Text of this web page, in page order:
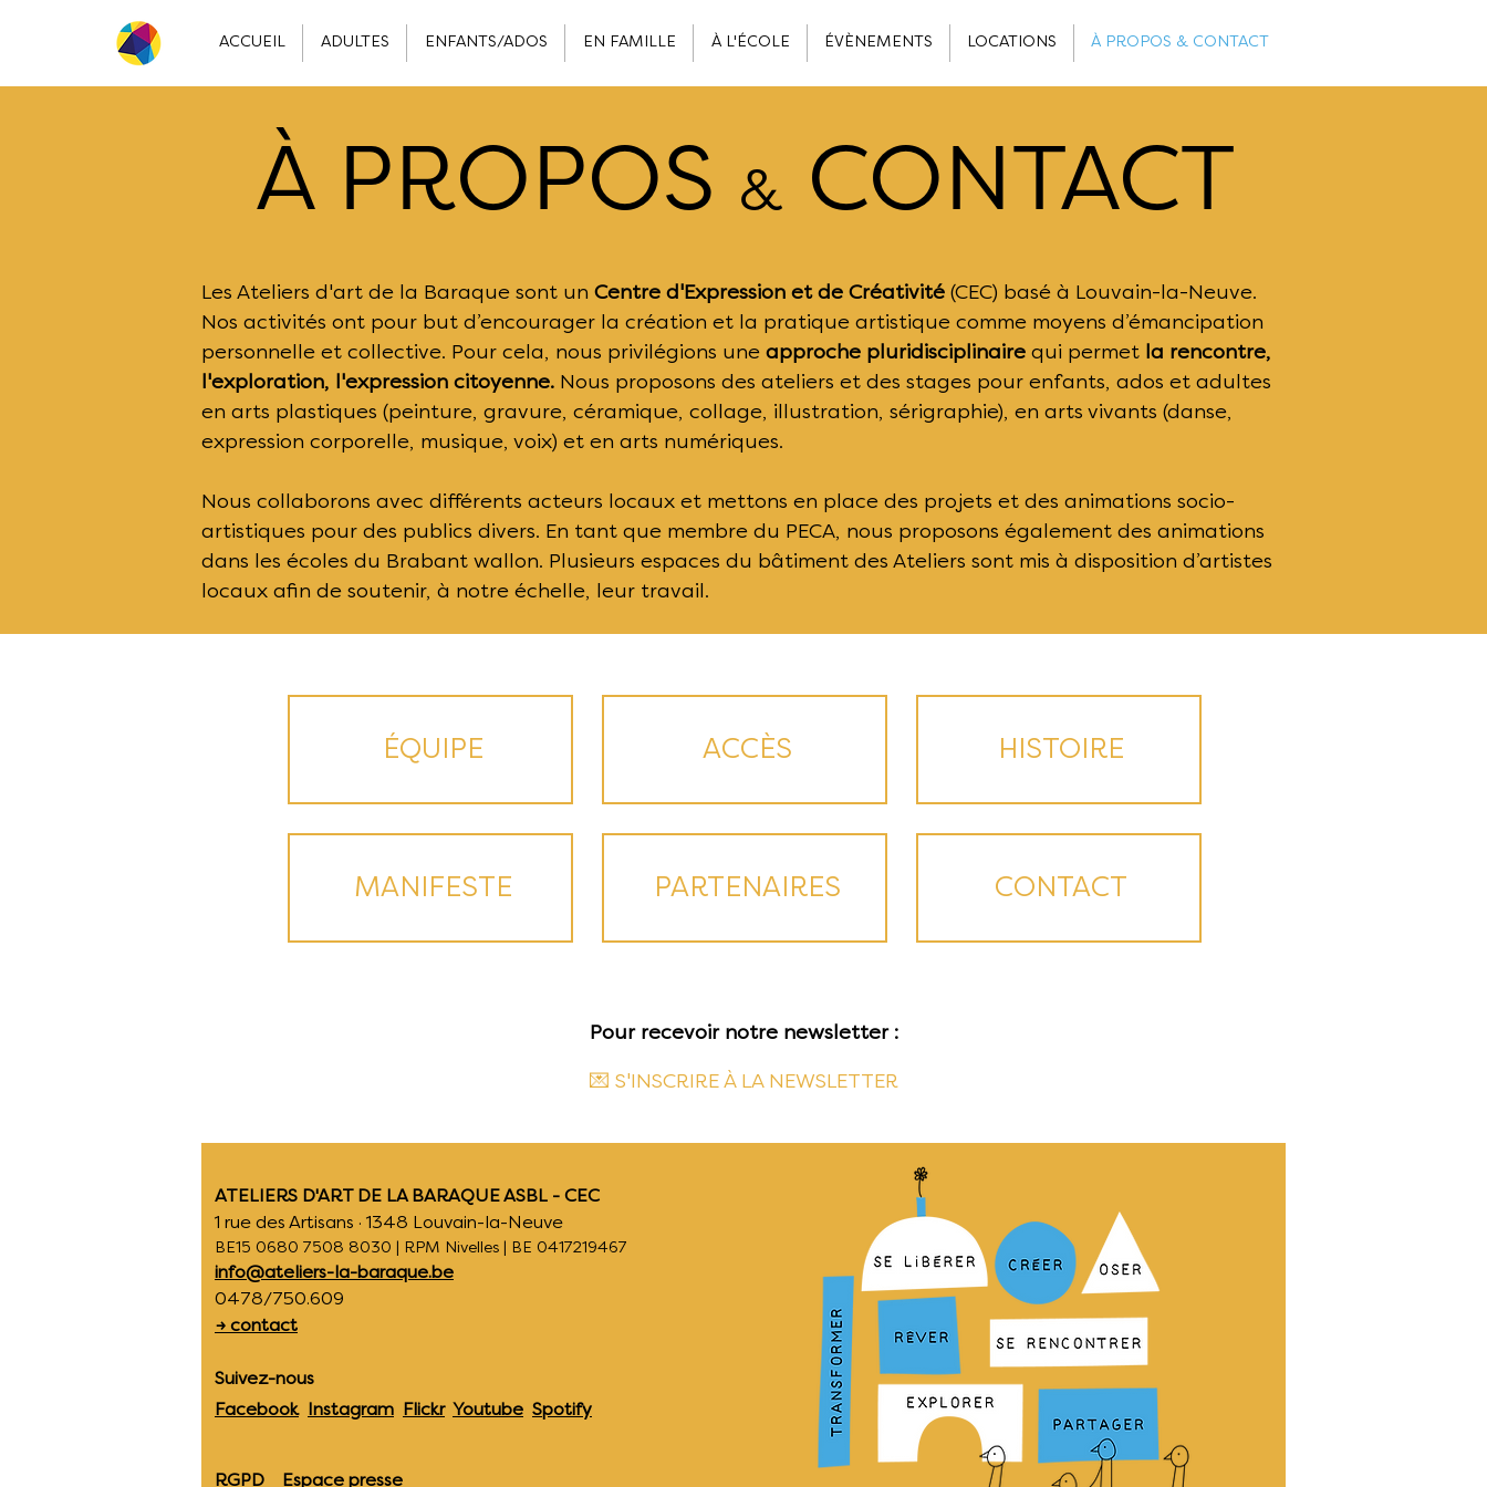
ACCUEIL ADULTES ENFANTS/ADOS EN FAMILLE À L'ÉCOLE ÉVÈNEMENTS LOCATIONS À PROPOS & CONTACT
À PROPOS & CONTACT
Les Ateliers d'art de la Baraque sont un Centre d'Expression et de Créativité (CEC) basé à Louvain-la-Neuve.
Nos activités ont pour but d’encourager la création et la pratique artistique comme moyens d’émancipation
personnelle et collective. Pour cela, nous privilégions une approche pluridisciplinaire qui permet la rencontre,
l'exploration, l'expression citoyenne. Nous proposons des ateliers et des stages pour enfants, ados et adultes
en arts plastiques (peinture, gravure, céramique, collage, illustration, sérigraphie), en arts vivants (danse,
expression corporelle, musique, voix) et en arts numériques.
Nous collaborons avec différents acteurs locaux et mettons en place des projets et des animations socio-
artistiques pour des publics divers. En tant que membre du PECA, nous proposons également des animations
dans les écoles du Brabant wallon. Plusieurs espaces du bâtiment des Ateliers sont mis à disposition d’artistes
locaux afin de soutenir, à notre échelle, leur travail.​
ÉQUIPE
MANIFESTE
ACCÈS
PARTENAIRES​
HISTOIRE
CONTACT​
Pour recevoir notre newsletter :
💌 S'INSCRIRE À LA NEWSLETTER
ATELIERS D'ART DE LA BARAQUE ASBL - CEC
1 rue des Artisans · 1348 Louvain-la-Neuve
BE15 0680 7508 8030 | RPM Nivelles | BE 0417219467
info@ateliers-la-baraque.be
0478/750.609
→ contact
Suivez-nous
Facebook
Instagram Flickr Youtube Spotify
RGPD Espace presse